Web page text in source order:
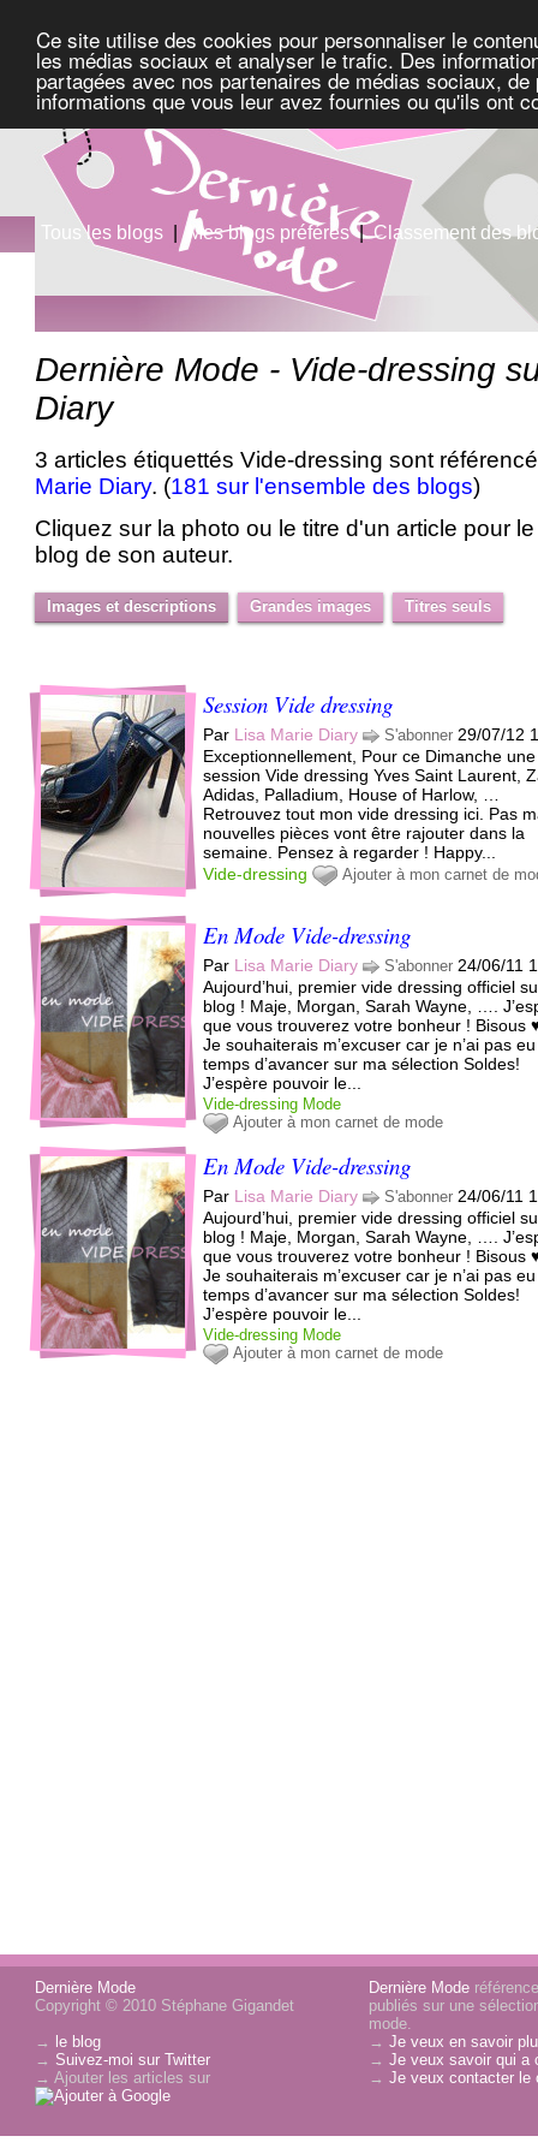
Ce site utilise des cookies pour personnaliser le
les médias sociaux et analyser le trafic. Des
partagées avec nos partenaires de médias sociaux,
informations que vous leur avez fournies ou qu'ils ont
Tous les blogs | Mes blogs préférés|Classement des
Dernière Mode - Vide-dressing
Diary
3 articles étiquettés Vide-dressing sont
Marie Diary. (181 sur l'ensemble des blogs)
Cliquez sur la photo ou le titre d'un article pour
blog de son auteur.
Images et descriptions Grandes images Titres seuls
Session Vide dressing
Par Lisa Marie Diary S'abonner 29/07/12
Exceptionnellement, Pour ce Dimanche une
session Vide dressing Yves Saint Laurent,
Adidas, Palladium, House of Harlow, …
Retrouvez tout mon vide dressing ici. Pas
nouvelles pièces vont être rajouter dans la
semaine. Pensez à regarder ! Happy...
Vide-dressing
Ajouter à mon carnet de
En Mode Vide-dressing
Par Lisa Marie Diary S'abonner 24/06/11
Aujourd’hui, premier vide dressing officiel
blog ! Maje, Morgan, Sarah Wayne, ….
que vous trouverez votre bonheur ! Bisous
Je souhaiterais m’excuser car je n’ai pas
temps d’avancer sur ma sélection Soldes!
J’espère pouvoir le...
Vide-dressing Mode
Ajouter à mon carnet de mode
En Mode Vide-dressing
Par Lisa Marie Diary S'abonner 24/06/11
Aujourd’hui, premier vide dressing officiel
blog ! Maje, Morgan, Sarah Wayne, ….
que vous trouverez votre bonheur ! Bisous
Je souhaiterais m’excuser car je n’ai pas
temps d’avancer sur ma sélection Soldes!
J’espère pouvoir le...
Vide-dressing Mode
Ajouter à mon carnet de mode
Dernière Mode
Copyright © 2010 Stéphane Gigandet
→ le blog
→ Suivez-moi sur Twitter
→ Ajouter les articles sur
Dernière Mode
publiés sur une
mode.
→Je veux en savoir
→Je veux savoir qui a
→Je veux contacter le